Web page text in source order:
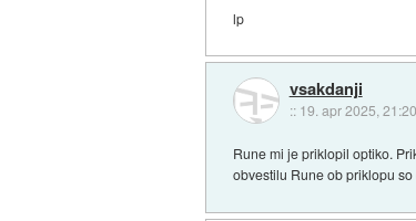
lp
vsakdanji
:: 19. apr 2025, 21:20
Rune mi je priklopil optiko.
obvestilu Rune ob priklopu